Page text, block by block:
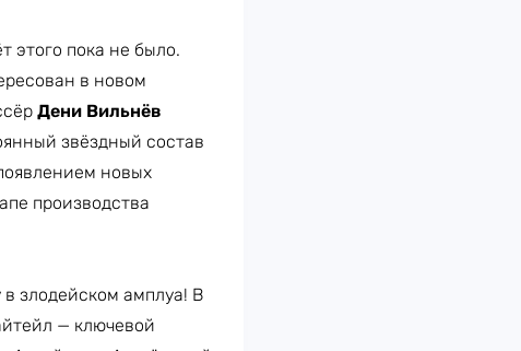
этого пока не было.
в новом
Дени Вильнёв
звёздный состав
новых
производства
злодейском амплуа! В
— ключевой